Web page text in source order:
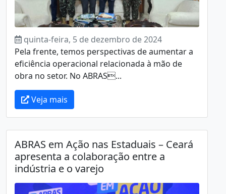
quinta-feira, 5 de dezembro de 2024
Pela frente, temos perspectivas de aumentar a
eficiência operacional relacionada à mão de
obra no setor. No ABRAS...
Veja mais
ABRAS em Ação nas Estaduais – Ceará
apresenta a colaboração entre a
indústria e o varejo